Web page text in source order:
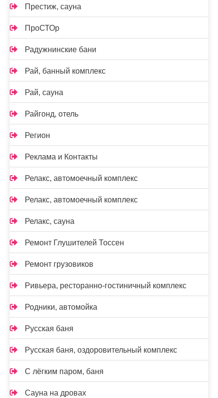
Престиж, сауна
ПроСТОр
Радужнинские бани
Рай, банный комплекс
Рай, сауна
Райгонд, отель
Регион
Реклама и Контакты
Релакс, автомоечный комплекс
Релакс, автомоечный комплекс
Релакс, сауна
Ремонт Глушителей Тоссен
Ремонт грузовиков
Ривьера, ресторанно-гостиничный комплекс
Родники, автомойка
Русская баня
Русская баня, оздоровительный комплекс
С лёгким паром, баня
Сауна на дровах